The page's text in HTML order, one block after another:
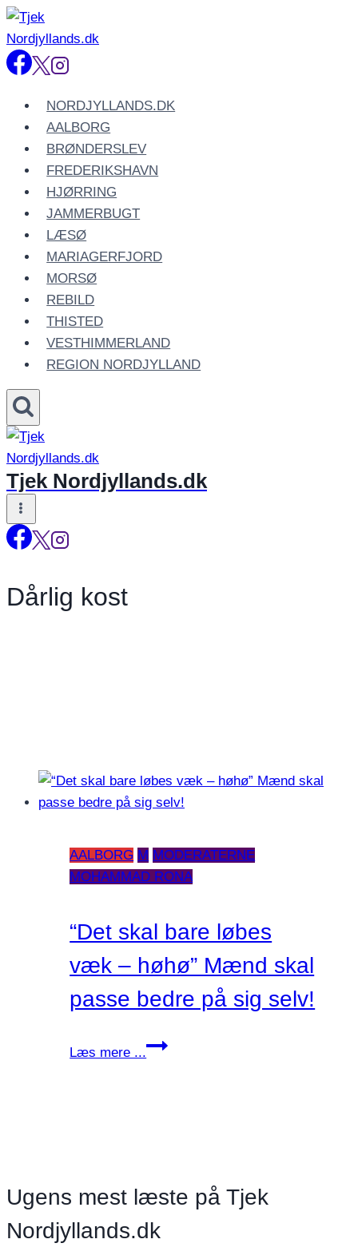
Fortsæt
til
indhold
NORDJYLLANDS.DK
AALBORG
BRØNDERSLEV
FREDERIKSHAVN
HJØRRING
JAMMERBUGT
LÆSØ
MARIAGERFJORD
MORSØ
REBILD
THISTED
VESTHIMMERLAND
REGION NORDJYLLAND
Tjek Nordjyllands.dk
Dårlig kost
AALBORG M MODERATERNE
MOHAMMAD RONA
“Det skal bare løbes
væk – høhø” Mænd skal
passe bedre på sig selv!
Læs mere ...
“Det
Mænd
passe
Ugens mest læste på Tjek
Nordjyllands.dk